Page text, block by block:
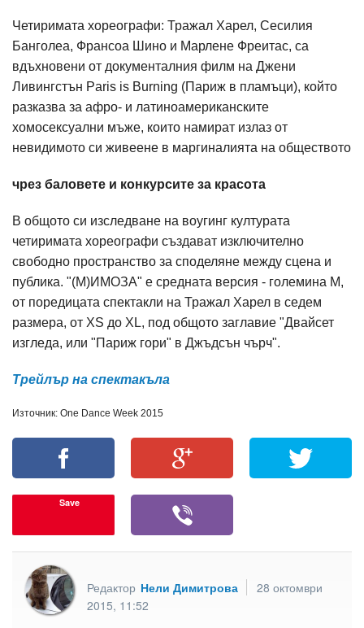
Четиримата хореографи: Тражал Харел, Сесилия
Банголеа, Франсоа Шино и Марлене Фреитас, са
вдъхновени от документалния филм на Джени
Ливингстън Paris is Burning (Париж в пламъци), който
разказва за афро- и латиноамериканските
хомосексуални мъже, които намират излаз от
невидимото си живеене в маргиналията на обществото
чрез баловете и конкурсите за красота
В общото си изследване на воугинг културата
четиримата хореографи създават изключително
свободно пространство за споделяне между сцена и
публика. "(М)ИМОЗА" е средната версия - големина М,
от поредицата спектакли на Тражал Харел в седем
размера, от XS до XL, под общото заглавие "Двайсет
изгледа, или "Париж гори" в Джъдсън чърч".
Трейлър на спектакъла
Източник: One Dance Week 2015
Save
Редактор Нели Димитрова
28 октомври
2015, 11:52